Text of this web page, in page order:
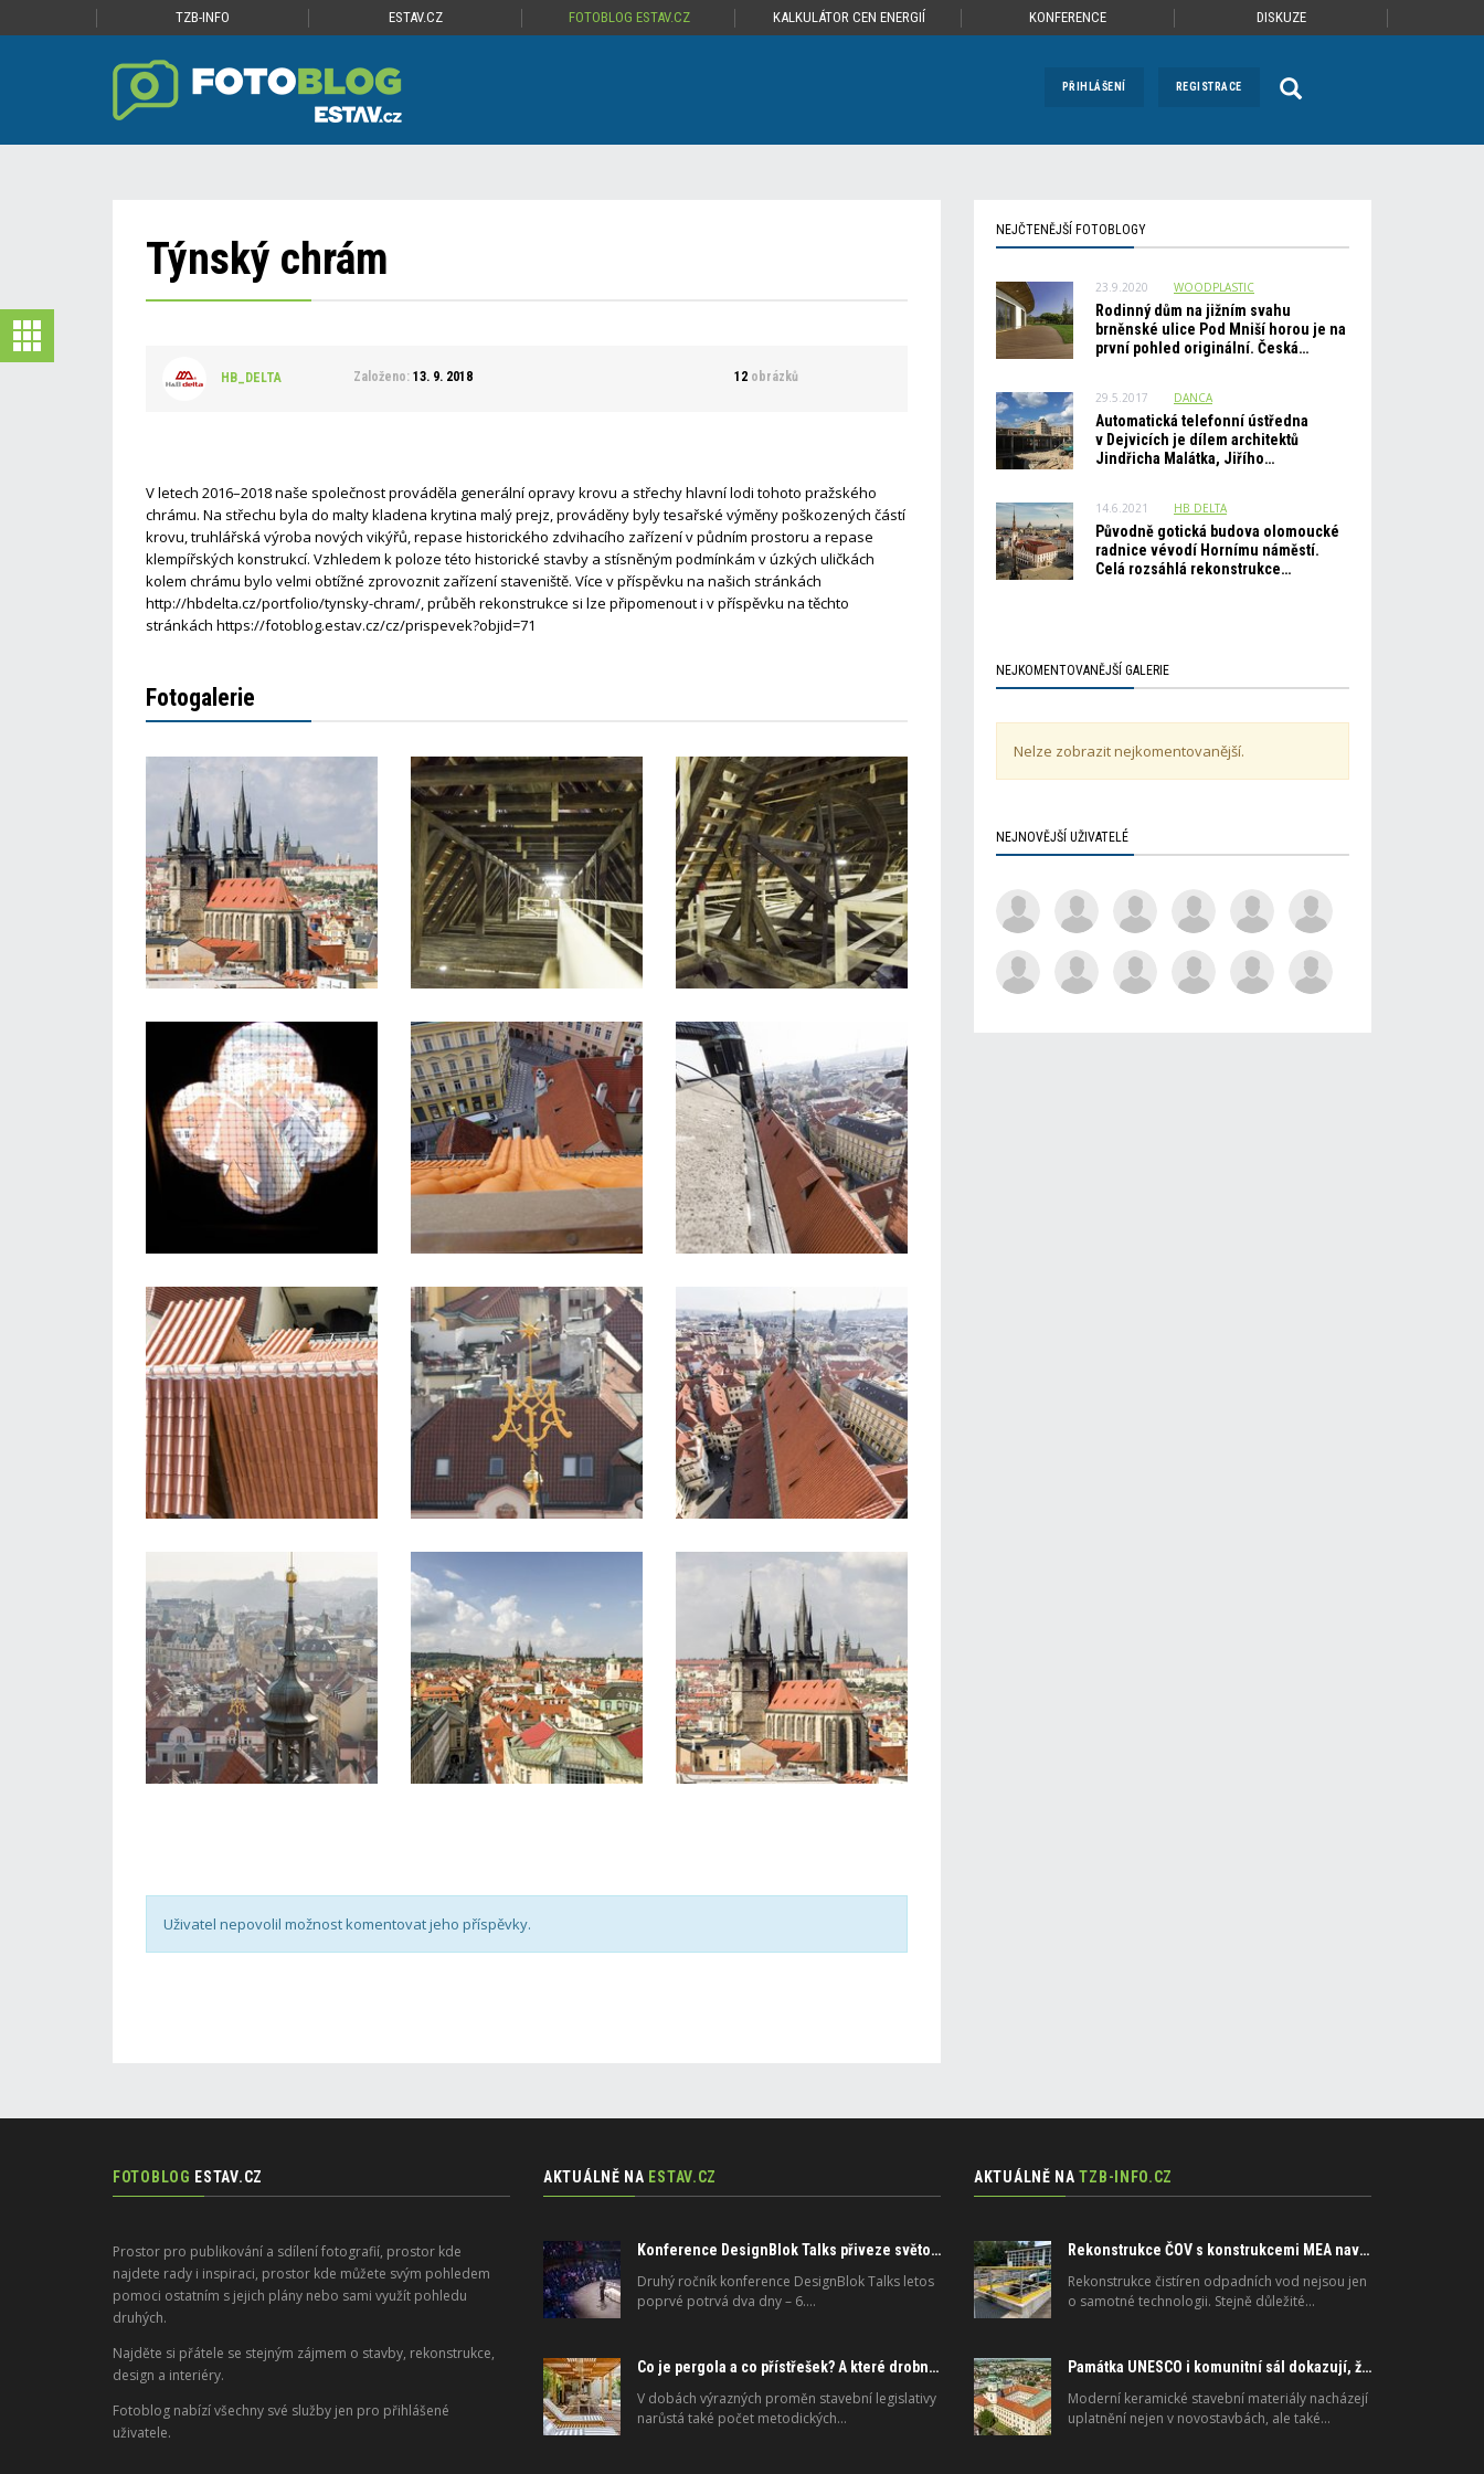
TZB-INFO ESTAV.CZ FOTOBLOG ESTAV.CZ KALKULÁTOR CEN ENERGIÍ KONFERENCE DISKUZE
PŘIHLÁŠENÍ REGISTRACE
Týnský chrám
HB_DELTA Založeno:13. 9. 2018 12 obrázků
V letech 2016–2018 naše společnost prováděla generální opravy krovu a střechy hlavní lodi tohoto pražského
chrámu. Na střechu byla do malty kladena krytina malý prejz, prováděny byly tesařské výměny poškozených částí
krovu, truhlářská výroba nových vikýřů, repase historického zdvihacího zařízení v půdním prostoru a repase
klempířských konstrukcí. Vzhledem k poloze této historické stavby a stísněným podmínkám v úzkých uličkách
kolem chrámu bylo velmi obtížné zprovoznit zařízení staveniště. Více v příspěvku na našich stránkách
http://hbdelta.cz/portfolio/tynsky-chram/, průběh rekonstrukce si lze připomenout i v příspěvku na těchto
stránkách https://fotoblog.estav.cz/cz/prispevek?objid=71
Fotogalerie
Uživatel nepovolil možnost komentovat jeho příspěvky.
NEJČTENĚJŠÍ FOTOBLOGY
23.9.2020 WOODPLASTIC
Rodinný dům na jižním svahu
brněnské ulice Pod Mniší horou je na
první pohled originální. Česká…
29.5.2017 DANCA
Automatická telefonní ústředna
v Dejvicích je dílem architektů
Jindřicha Malátka, Jiřího…
14.6.2021 HB_DELTA
Původně gotická budova olomoucké
radnice vévodí Hornímu náměstí.
Celá rozsáhlá rekonstrukce…
NEJKOMENTOVANĚJŠÍ GALERIE
Nelze zobrazit nejkomentovanější.
NEJNOVĚJŠÍ UŽIVATELÉ
FOTOBLOG ESTAV.CZ
Prostor pro publikování a sdílení fotografií, prostor kde
najdete rady i inspiraci, prostor kde můžete svým pohledem
pomoci ostatním s jejich plány nebo sami využít pohledu
druhých.
Najděte si přátele se stejným zájmem o stavby, rekonstrukce,
design a interiéry.
Fotoblog nabízí všechny své služby jen pro přihlášené
uživatele.
AKTUÁLNĚ NA ESTAV.CZ
Konference DesignBlok Talks přiveze světové osobnosti designu a architektury
Druhý ročník konference DesignBlok Talks letos
poprvé potrvá dva dny – 6.…
Co je pergola a co přístřešek? A které drobné stavby musíte povolovat? Pomůže metodika
V dobách výrazných proměn stavební legislativy
narůstá také počet metodických…
AKTUÁLNĚ NA TZB-INFO.CZ
Rekonstrukce ČOV s konstrukcemi MEA navrženými na dlouhou životnost
Rekonstrukce čistíren odpadních vod nejsou jen
o samotné technologii. Stejně důležité…
Památka UNESCO i komunitní sál dokazují, že moderní materiály nejsou jen pro novostavby
Moderní keramické stavební materiály nacházejí
uplatnění nejen v novostavbách, ale také…